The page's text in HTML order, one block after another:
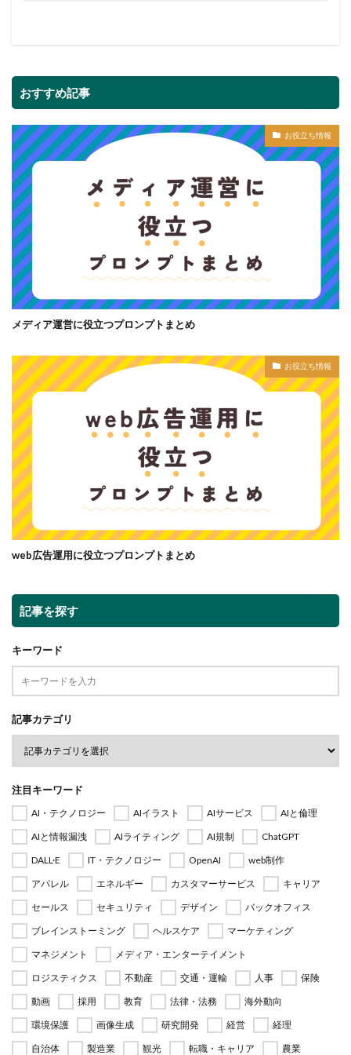
おすすめ記事
お役立ち情報
メディア運営に役立つプロンプトまとめ
お役立ち情報
web広告運用に役立つプロンプトまとめ
記事を探す
キーワード
記事カテゴリ
注目キーワード
AI・テクノロジー AIイラスト AIサービス
AIと倫理
AIと情報漏洩
AIライティング AI規制
ChatGPT
DALL·E
IT・テクノロジー OpenAI
web制作
アパレル
エネルギー カスタマーサービス
キャリア
セールス
セキュリティ デザイン
バックオフィス
ブレインストーミング
ヘルスケア
マーケティング
マネジメント
メディア・エンターテイメント
ロジスティクス
不動産 交通・運輸 人事
保険
動画
採用 教育 法律・法務
海外動向
環境保護
画像生成 研究開発 経営
経理
自治体
製造業 観光 転職・キャリア
農業